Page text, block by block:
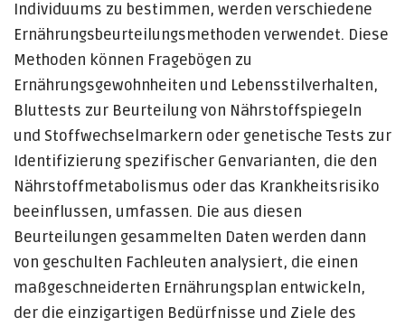
Individuums zu bestimmen, werden verschiedene
Ernährungsbeurteilungsmethoden verwendet. Diese
Methoden können Fragebögen zu
Ernährungsgewohnheiten und Lebensstilverhalten,
Bluttests zur Beurteilung von Nährstoffspiegeln
und Stoffwechselmarkern oder genetische Tests zur
Identifizierung spezifischer Genvarianten, die den
Nährstoffmetabolismus oder das Krankheitsrisiko
beeinflussen, umfassen. Die aus diesen
Beurteilungen gesammelten Daten werden dann
von geschulten Fachleuten analysiert, die einen
maßgeschneiderten Ernährungsplan entwickeln,
der die einzigartigen Bedürfnisse und Ziele des